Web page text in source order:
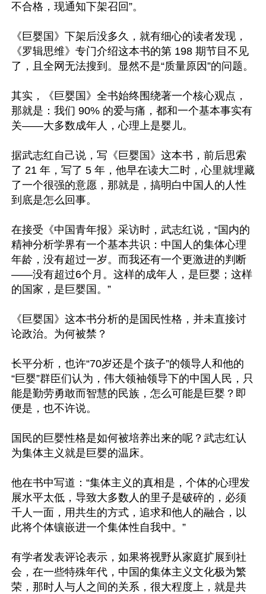
不合格，现通知下架召回”。
《巨婴国》下架后没多久，就有细心的读者发现，
《罗辑思维》专门介绍这本书的第 198 期节目不见
了，且全网无法搜到。显然不是“质量原因”的问题。
其实，《巨婴国》全书始终围绕著一个核心观点，
那就是：我们 90% 的爱与痛，都和一个基本事实有
关——大多数成年人，心理上是婴儿。
据武志红自己说，写《巨婴国》这本书，前后思索
了 21 年，写了 5 年，他早在读大二时，心里就埋藏
了一个很强的意愿，那就是，搞明白中国人的人性
到底是怎么回事。
在接受《中国青年报》采访时，武志红说，“国内的
精神分析学界有一个基本共识：中国人的集体心理
年龄，没有超过一岁。而我还有一个更激进的判断
——没有超过6个月。这样的成年人，是巨婴；这样
的国家，是巨婴国。”
《巨婴国》这本书分析的是国民性格，并未直接讨
论政治。为何被禁？
长平分析，也许“70岁还是个孩子”的领导人和他的
“巨婴”群臣们认为，伟大领袖领导下的中国人民，只
能是勤劳勇敢而智慧的民族，怎么可能是巨婴？即
便是，也不许说。
国民的巨婴性格是如何被培养出来的呢？武志红认
为集体主义就是巨婴的温床。
他在书中写道：“集体主义的真相是，个体的心理发
展水平太低，导致大多数人的里子是破碎的，必须
千人一面，用共生的方式，追求和他人的融合，以
此将个体镶嵌进一个集体性自我中。”
有学者发表评论表示，如果将视野从家庭扩展到社
会，在一些特殊年代，中国的集体主义文化极为繁
荣，那时人与人之间的关系，很大程度上，就是共